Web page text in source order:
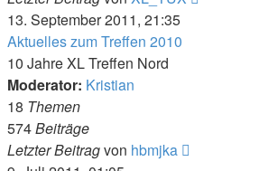
13. September 2011, 21:35
Aktuelles zum Treffen 2010
10 Jahre XL Treffen Nord
Moderator: Kristian
18 Themen
574Beiträge
Letzter Beitragvon hbmjka